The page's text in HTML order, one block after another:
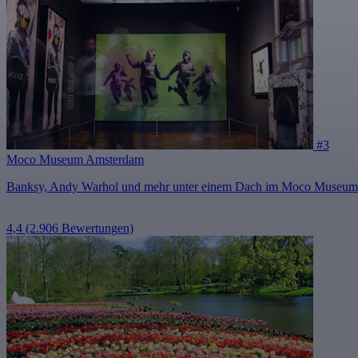
#3
Moco Museum Amsterdam
Banksy, Andy Warhol und mehr unter einem Dach im Moco
4,4 (2.906 Bewertungen)